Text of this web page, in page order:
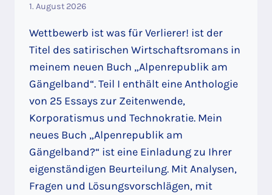
1. August 2026
Wettbewerb ist was für Verlierer! ist der
Titel des satirischen Wirtschaftsromans in
meinem neuen Buch „Alpenrepublik am
Gängelband“. Teil I enthält eine Anthologie
von 25 Essays zur Zeitenwende,
Korporatismus und Technokratie. Mein
neues Buch „Alpenrepublik am
Gängelband?“ ist eine Einladung zu Ihrer
eigenständigen Beurteilung. Mit Analysen,
Fragen und Lösungsvorschlägen, mit